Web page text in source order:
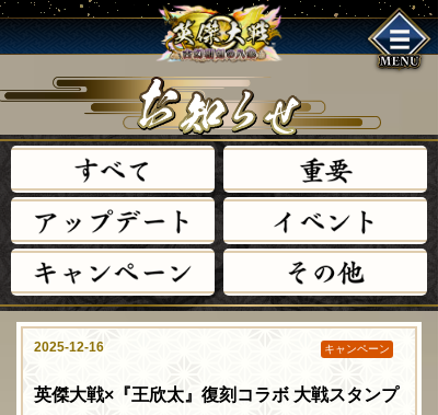
すべて 重要
アップデート イベント
キャンペーン その他
2025-12-16 キャンペーン
英傑大戦×『王欣太』復刻コラボ 大戦スタンプ